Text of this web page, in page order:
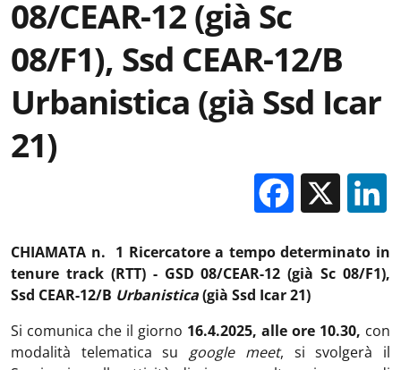
08/CEAR-12 (già Sc
08/F1), Ssd CEAR-12/B
Urbanistica (già Ssd Icar
21)
X
CHIAMATA n. 1 Ricercatore a tempo determinato in
tenure track (RTT) - GSD 08/CEAR-12 (già Sc 08/F1),
Ssd CEAR-12/B Urbanistica(già Ssd Icar 21)
Si comunica che il giorno 16.4.2025, alle ore 10.30, con
modalità telematica su google meet, si svolgerà il